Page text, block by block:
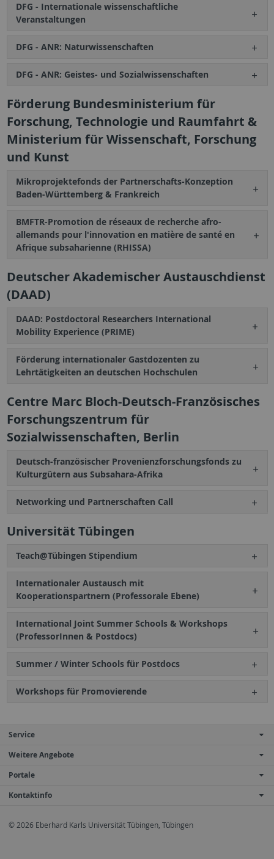
DFG - Internationale wissenschaftliche
Veranstaltungen
DFG - ANR: Naturwissenschaften
DFG - ANR: Geistes- und Sozialwissenschaften
Förderung Bundesministerium für
Forschung, Technologie und Raumfahrt &
Ministerium für Wissenschaft, Forschung
und Kunst
Mikroprojektefonds der Partnerschafts-Konzeption
Baden-Württemberg & Frankreich
BMFTR-Promotion de réseaux de recherche afro-
allemands pour l'innovation en matière de santé en
Afrique subsaharienne (RHISSA)
Deutscher Akademischer Austauschdienst
(DAAD)
DAAD: Postdoctoral Researchers International
Mobility Experience (PRIME)
Förderung internationaler Gastdozenten zu
Lehrtätigkeiten an deutschen Hochschulen
Centre Marc Bloch-Deutsch-Französisches
Forschungszentrum für
Sozialwissenschaften, Berlin
Deutsch-französischer Provenienzforschungsfonds zu
Kulturgütern aus Subsahara-Afrika
Networking und Partnerschaften Call
Universität Tübingen
Teach@Tübingen Stipendium
Internationaler Austausch mit
Kooperationspartnern (Professorale Ebene)
International Joint Summer Schools & Workshops
(ProfessorInnen & Postdocs)
Summer / Winter Schools für Postdocs
Workshops für Promovierende
Service
Weitere Angebote
Portale
Kontaktinfo
© 2026 Eberhard Karls Universität Tübingen, Tübingen